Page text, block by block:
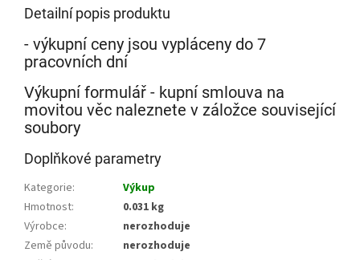
Detailní popis produktu
- výkupní ceny jsou vypláceny do 7
pracovních dní
Výkupní formulář - kupní smlouva na
movitou věc naleznete v záložce související
soubory
Doplňkové parametry
Kategorie:
Výkup
Hmotnost:
0.031 kg
Výrobce:
nerozhoduje
Země původu:
nerozhoduje